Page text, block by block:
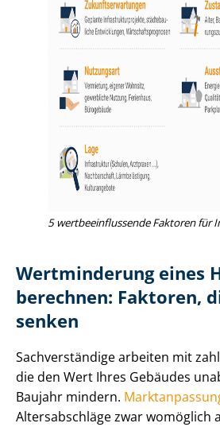
5 wert­be­ein­flus­sen­de Faktoren für
Wertminderung eines
berechnen: Faktoren,
senken
Sachverständige arbeiten mit
die den Wert Ihres Gebäudes
Baujahr mindern.
Al­ters­ab­schlä­ge zwar womöglich